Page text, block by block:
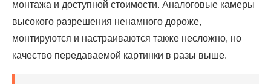
монтажа и доступной стоимости. Аналоговые камеры
высокого разрешения ненамного дороже,
монтируются и настраиваются также несложно, но
качество передаваемой картинки в разы выше.